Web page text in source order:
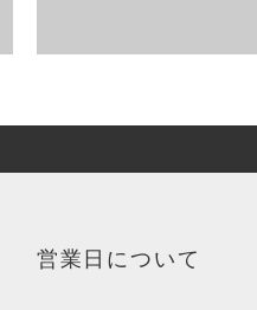
営業日について